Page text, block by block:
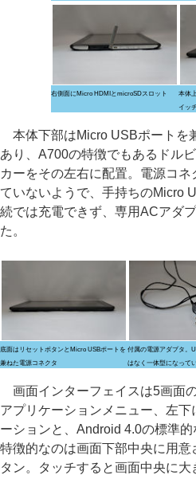
右側面にMicro HDMIとmicroSDスロット
本体
イッ
本体下部はMicro USBポートを
あり、A700の特徴でもあるドル
カーをその左右に配置。電源コ
ていないようで、手持ちのMicro
続では充電できず、専用ACアダ
た。
底面はリセットボタンとMicro USBポートを
兼ねた電源コネクタ
付属の電源アダプタ。
はなく一体型になって
画面インターフェイスは5画面
アプリケーションメニュー、左
ーションと、Android 4.0の標準的
特徴的なのは画面下部中央に用
タン。タッチすると画面中央に